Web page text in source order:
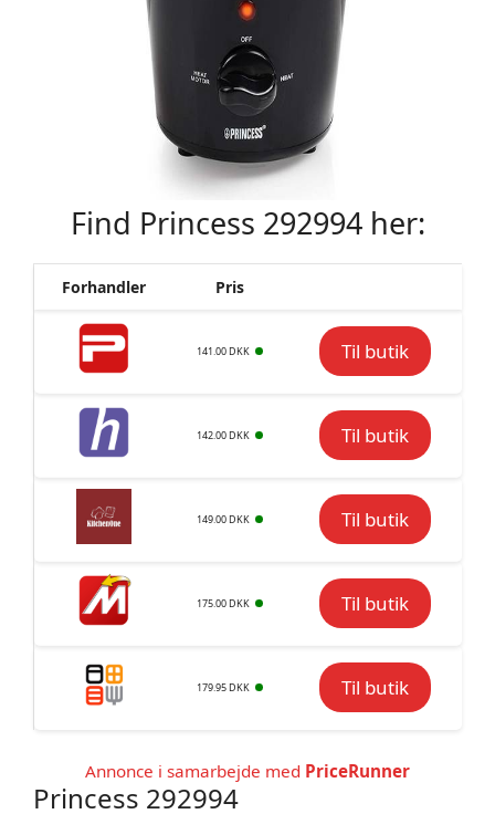
Find Princess 292994 her:
Forhandler Pris
141.00 DKK Til butik
142.00 DKK Til butik
149.00 DKK Til butik
175.00 DKK Til butik
179.95 DKK Til butik
Annonce i samarbejde med PriceRunner
Princess 292994